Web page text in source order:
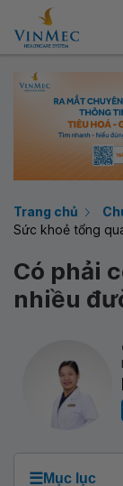
Trang chủ
Sức khoẻ tổng
Có phải
nhiều
☰Mục lục